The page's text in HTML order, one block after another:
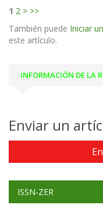
1 2 > >>
También puede Iniciar
este artículo.
INFORMACIÓN DE LA
Enviar un
ISSN-ZER